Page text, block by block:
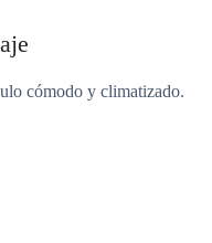
cómodo y climatizado.